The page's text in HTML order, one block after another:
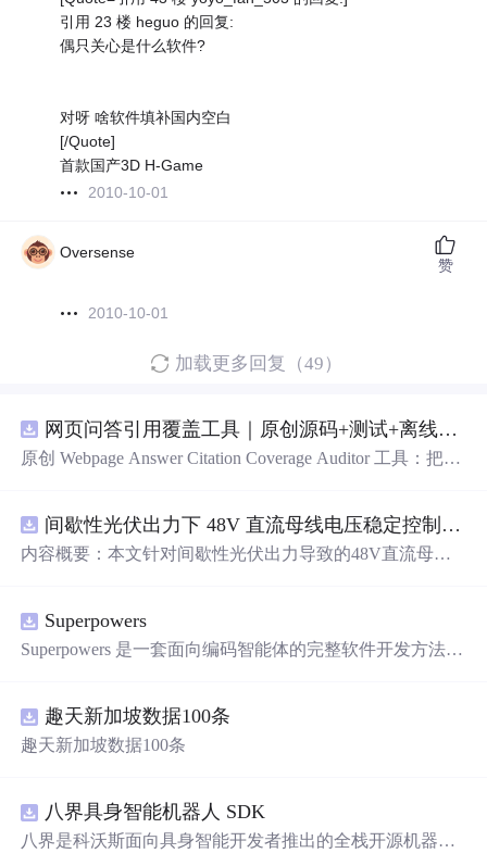
引用 23 楼 heguo 的回复:
偶只关心是什么软件?
对呀 啥软件填补国内空白
[/Quote]
首款国产3D H-Game
2010-10-01
Oversense
2010-10-01
赞
加载更多回复（49）
网页问答引用覆盖工具｜原创源码+测试+离线报告
原创 Webpage Answer Citation Coverage Auditor 工具：把网
L/SVG报告、测试与示例。压缩包包含完整源码、3项自动
化测试、可复现示例、HTML/JSON/SVG离线报告、1080×
复核；Node.js 18+可直接运行，零第三方运行依赖。
间歇性光伏出力下 48V 直流母线电压稳定控制及储能双向充放电闭环调控体系研究（Simulink仿真实现）
内容概要：本文针对间歇性光伏出力导致的48V直流母线
电压稳定控制。通过Simulink搭建包含光伏阵列、Boost DC
-DC变换器、负载、双向DC-DC变换器及锂离子电池的完
光伏能量捕获效率，并结合储能系统的双向调节能力，实
施削峰填谷策略，实现能量的时空转移与动态补偿。研究
涵盖系统建模、控制策略设计、仿真验证全流程，确保在
升微网系统的电能质量和运行可靠性。; 适合人群：具备电
力电子、自动控制或新能源系统等相关专业知识背景，从
事微电网、分布式能源、储能控制等领域研究的研究生、
Superpowers
Superpowers 是一套面向编码智能体的完整软件开发方法，
趣天新加坡数据100条
趣天新加坡数据100条
八界具身智能机器人 SDK
八界是科沃斯面向具身智能开发者推出的全栈开源机器人